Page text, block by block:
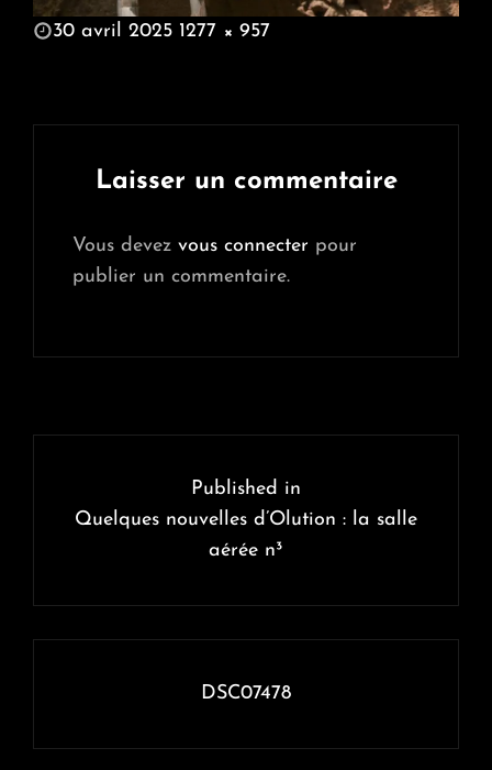
POSTED
30 avril 2025 1277 × 957
Laisser un commentaire
Vous devez vous connecter pour
publier un commentaire.
l’article
Published in
Quelques nouvelles d’Olution : la salle
aérée n³
DSC07478